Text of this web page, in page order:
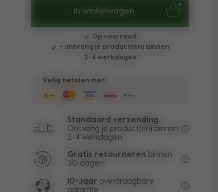
In winkelwagen
Op voorraad
- ontvang je product(en) binnen
2-4 werkdagen
Veilig betalen met:
Standaard verzending.
Ontvang je product(en) binnen
2-4 werkdagen.
Gratis retourneren binnen
30 dagen.
10-Jaar overdraagbare
garantie.